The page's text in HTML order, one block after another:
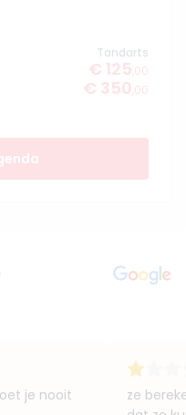
Tandarts
€ 125 ,00
€ 350 ,00
je nooit
ze